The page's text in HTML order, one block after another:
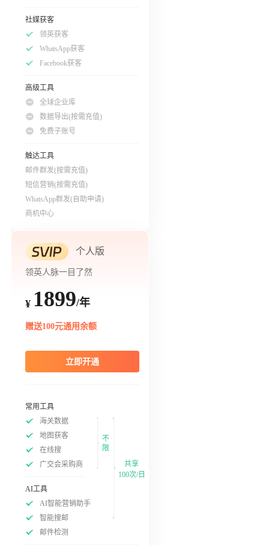
社媒获客
领英获客
WhatsApp获客
Facebook获客
高级工具
全球企业库
数据导出(按需充值)
免费子账号
触达工具
邮件群发(按需充值)
短信营销(按需充值)
WhatsApp群发(自助申请)
商机中心
个人版
领英人脉一目了然
¥ 1899/年
赠送100元通用余额
立即开通
常用工具
海关数据
地图获客
在线搜
广交会采购商
不
限
AI工具
AI智能营销助手
智能搜邮
邮件检测
共享
100次/日